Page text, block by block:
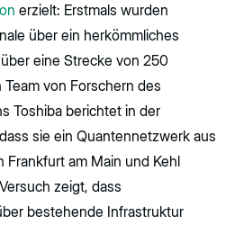
erzielt: Erstmals wurden
über ein herkömmliches
eine Strecke von 250
von Forschern des
Toshiba berichtet in der
sie ein Quantennetzwerk aus
Frankfurt am Main und Kehl
zeigt, dass
bestehende Infrastruktur